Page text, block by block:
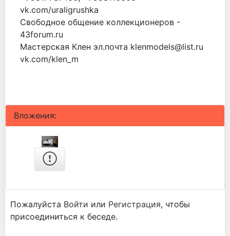
vk.com/uraligrushka
Свободное общение коллекционеров -
43forum.ru
Мастерская Клен эл.почта klenmodels@list.ru
vk.com/klen_m
Вложения:
Пожалуйста Войти или Регистрация, чтобы
присоединиться к беседе.